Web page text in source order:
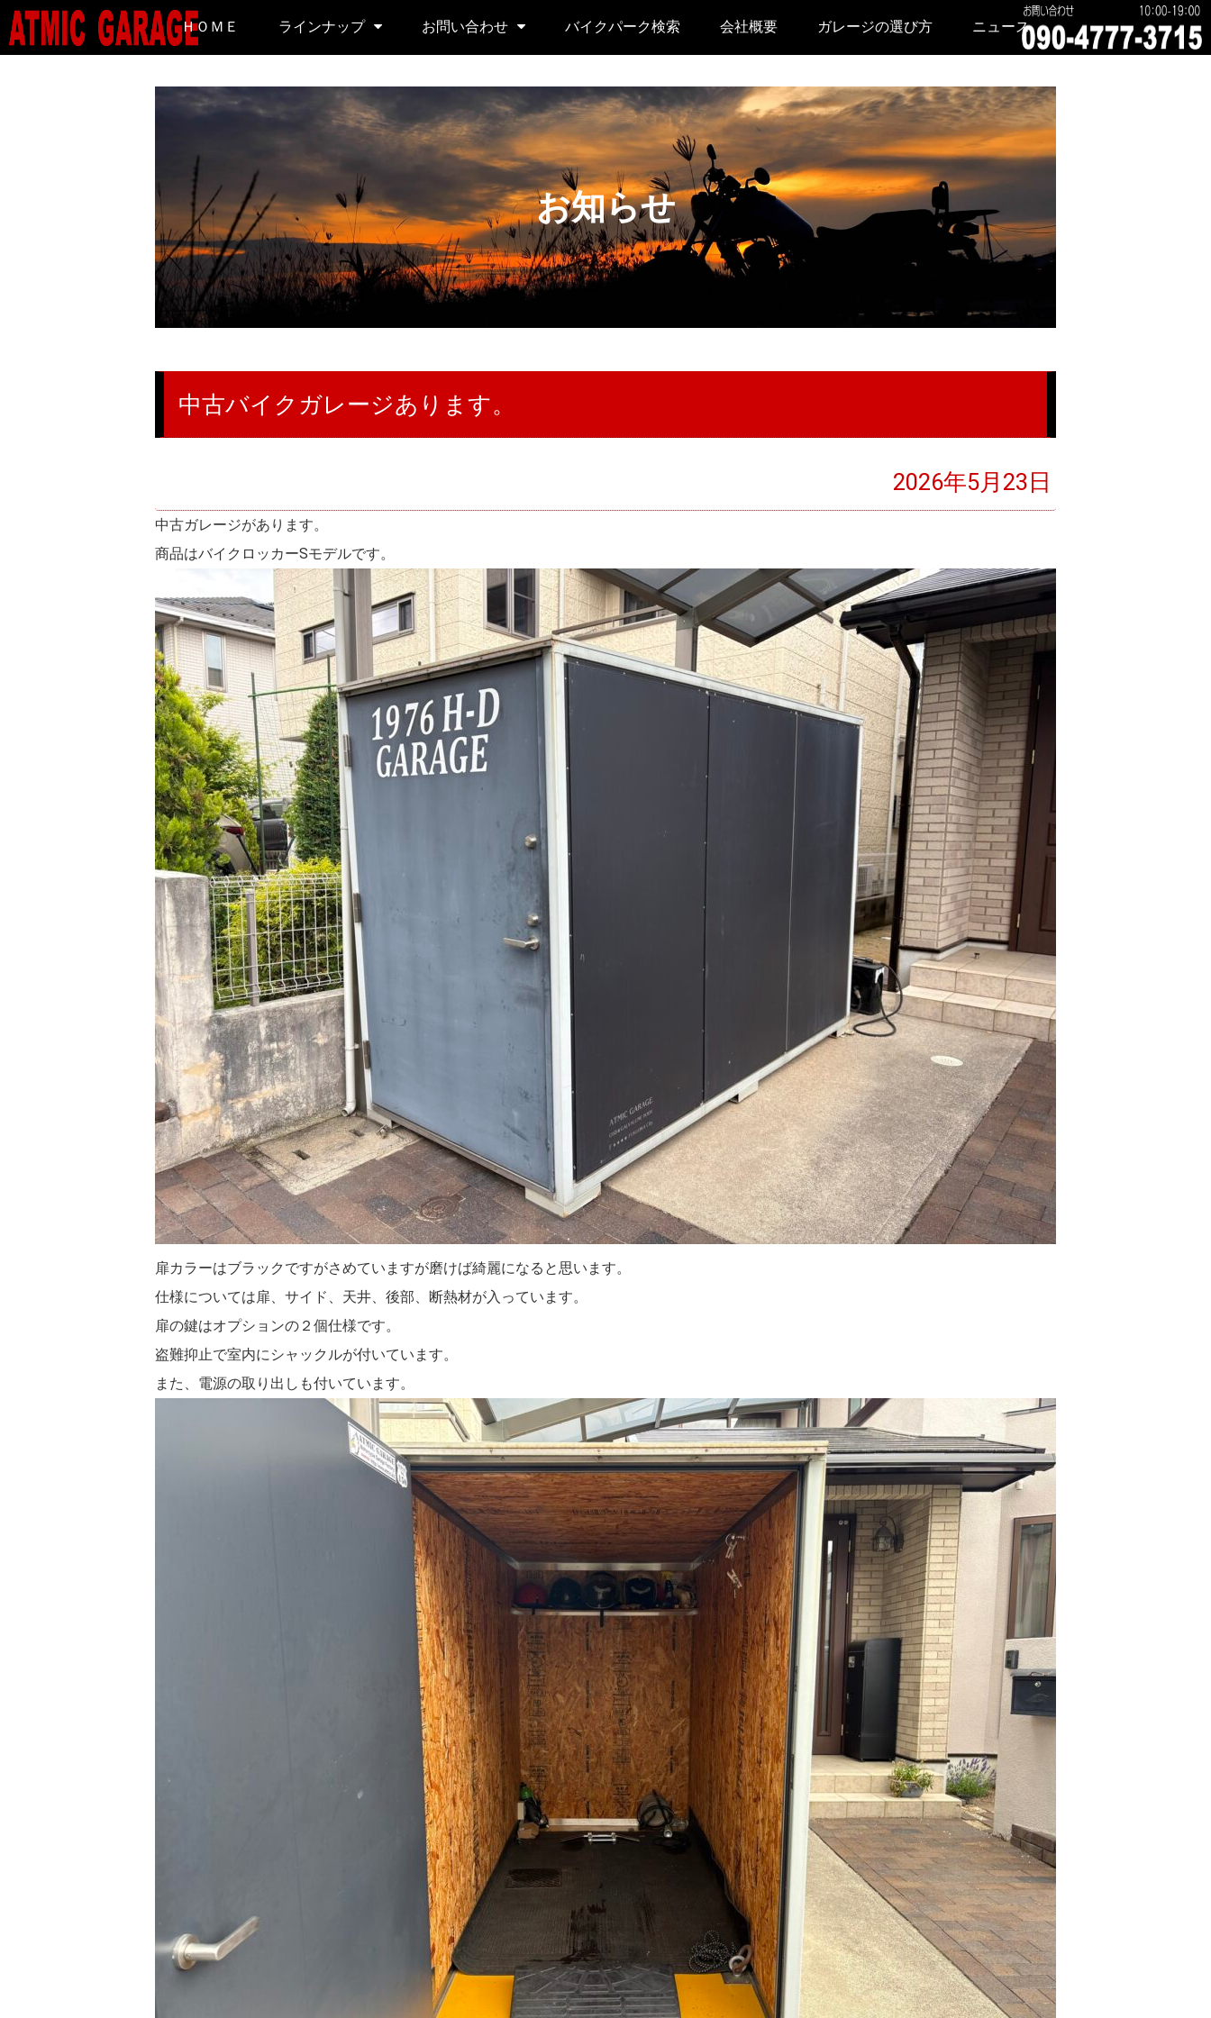
ＨＯＭＥ ラインナップ お問い合わせ バイクパーク検索 会社概要 ガレージの選び方 ニュース
お知らせ
中古バイクガレージあります。
2026年5月23日
中古ガレージがあります。
商品はバイクロッカーSモデルです。
扉カラーはブラックですがさめていますが磨けば綺麗になると思います。
仕様については扉、サイド、天井、後部、断熱材が入っています。
扉の鍵はオプションの２個仕様です。
盗難抑止で室内にシャックルが付いています。
また、電源の取り出しも付いています。